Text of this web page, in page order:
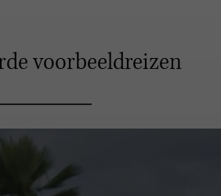
voorbeeldreizen